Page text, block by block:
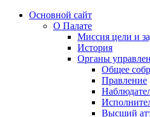
Основной сайт
О Палате
Миссия цели и
История
Органы
Общее
Правление
Высший